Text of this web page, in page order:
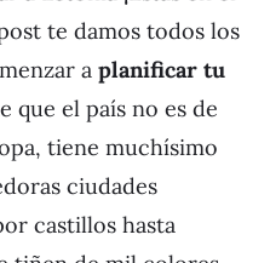
te damos todos los
a planificar tu
que el país no es de
tiene muchísimo
ciudades
castillos hasta